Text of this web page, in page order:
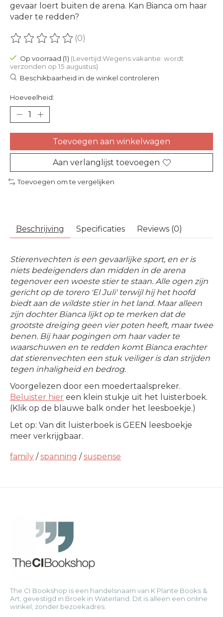
gevaar loert buiten de arena. Kan Bianca om haar
vader te redden?
De beoordeling van dit product is
(0)
Op voorraad (1) (Levertijd:Wegens vakantie: wordt
verzonden op 15 augustus)
Beschikbaarheid in de winkel controleren
Hoeveelheid:
Toevoegen aan winkelwagen
Aan verlanglijst toevoegen
Toevoegen om te vergelijken
Beschrijving Specificaties Reviews (0)
Stierenvechten is een gevaarlijke sport, en er is
niets bedeigenders dan midden in de arena
tegenover een woeste stier te staan. Alle ogen zijn
gericht op de torero 'El Juli' terwijl hij het hoofd
biedt aan de wildste stier in het land. Maar alleen
zijn dochter Bianca lijkt op te merken dat de
grootste dreiging geen vier poten heeft, maar twee
benen. Bij haar pogingen om haar vader te
waarschuwen en te redden komt Bianca erachter
dat stierenvechten een stuk veiliger is dan strijden
tegen inhaligheid en bedrog.
Voorgelezen door een moedertaalspreker.
Beluister hier een klein stukje uit het luisterboek.
(Klik op de blauwe balk onder het leesboekje.)
Let op: Van dit luisterboek is GEEN leesboekje
meer verkrijgbaar.
family /spanning /suspense
The CI Bookshop is een handelsnaam van K Plante Books &
Art, gevestigd in Broek in Waterland. Dit is alleen een online
winkel, zonder bezoekadres.